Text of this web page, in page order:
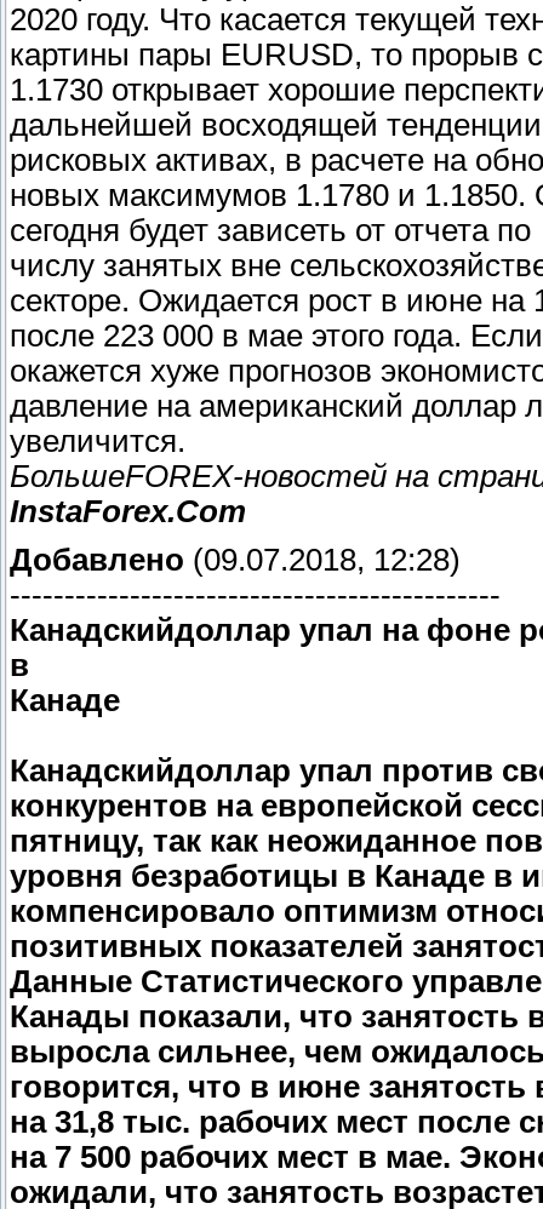
2020 году. Что касается текущей
картины пары EURUSD, то прорыв
1.1730 открывает хорошие
дальнейшей восходящей
рисковых активах, в расчете на
новых максимумов 1.1780 и 1.1850.
сегодня будет зависеть от отчета по
числу занятых вне
секторе. Ожидается рост в июне на
после 223 000 в мае этого года.
окажется хуже прогнозов
давление на американский доллар
увеличится.
БольшеFOREX-новостей на
InstaForex.Com
Добавлено (09.07.2018, 12:28)
---------------------------------------------
Канадскийдоллар упал на фоне
в
Канаде
Канадскийдоллар упал против
конкурентов на европейской
пятницу, так как неожиданное
уровня безработицы в Канаде в
компенсировало оптимизм
позитивных показателей
Данные Статистического
Канады показали, что занятость
выросла сильнее, чем
говорится, что в июне
на 31,8 тыс. рабочих мест после
на 7 500 рабочих мест в мае.
ожидали, что занятость